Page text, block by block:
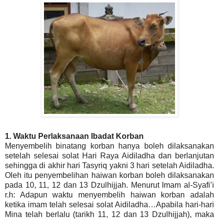
1. Waktu Perlaksanaan Ibadat Korban
Menyembelih binatang korban hanya boleh dilaksanakan
setelah selesai solat Hari Raya Aidiladha dan berlanjutan
sehingga di akhir hari Tasyriq yakni 3 hari setelah Aidiladha.
Oleh itu penyembelihan haiwan korban boleh dilaksanakan
pada 10, 11, 12 dan 13 Dzulhijjah. Menurut Imam al-Syafi’i
r.h: Adapun waktu menyembelih haiwan korban adalah
ketika imam telah selesai solat Aidiladha…Apabila hari-hari
Mina telah berlalu (tarikh 11, 12 dan 13 Dzulhijjah), maka